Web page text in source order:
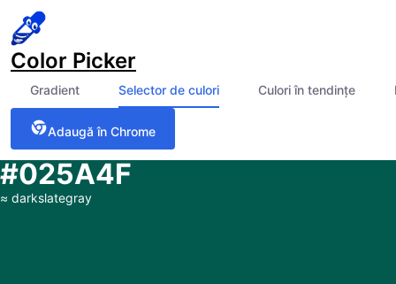
Color Picker
Gradient Selector de culori Culori în tendințe
Adaugă în Chrome
#025A4F
≈ darkslategray